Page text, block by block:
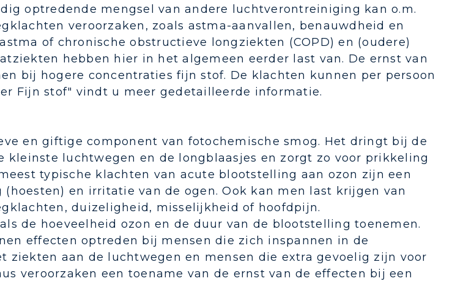
optredende mengsel van andere luchtverontreiniging kan o.m.
veroorzaken, zoals astma-aanvallen, benauwdheid en
of chronische obstructieve longziekten (COPD) en (oudere)
hebben hier in het algemeen eerder last van. De ernst van
bij hogere concentraties fijn stof. De klachten kunnen per persoon
Fijn stof" vindt u meer gedetailleerde informatie.
en giftige component van fotochemische smog. Het dringt bij de
kleinste luchtwegen en de longblaasjes en zorgt zo voor prikkeling
typische klachten van acute blootstelling aan ozon zijn een
en irritatie van de ogen. Ook kan men last krijgen van
duizeligheid, misselijkheid of hoofdpijn.
de hoeveelheid ozon en de duur van de blootstelling toenemen.
effecten optreden bij mensen die zich inspannen in de
ziekten aan de luchtwegen en mensen die extra gevoelig zijn voor
veroorzaken een toename van de ernst van de effecten bij een